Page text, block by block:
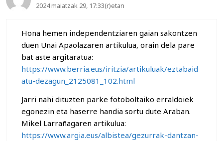
2024 maiatzak 29, 17:33(r)etan
Hona hemen independentziaren gaian sakontzen
duen Unai Apaolazaren artikulua, orain dela pare
bat aste argitaratua:
https://www.berria.eus/iritzia/artikuluak/eztabaid
atu-dezagun_2125081_102.html
Jarri nahi dituzten parke fotoboltaiko erraldoiek
egonezin eta haserre handia sortu dute Araban.
Mikel Larrañagaren artikulua:
https://www.argia.eus/albistea/gezurrak-dantzan-